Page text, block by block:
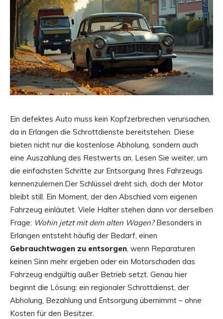
Ein defektes Auto muss kein Kopfzerbrechen verursachen,
da in Erlangen die Schrottdienste bereitstehen. Diese
bieten nicht nur die kostenlose Abholung, sondern auch
eine Auszahlung des Restwerts an. Lesen Sie weiter, um
die einfachsten Schritte zur Entsorgung Ihres Fahrzeugs
kennenzulernen.Der Schlüssel dreht sich, doch der Motor
bleibt still. Ein Moment, der den Abschied vom eigenen
Fahrzeug einläutet. Viele Halter stehen dann vor derselben
Frage: Wohin jetzt mit dem alten Wagen?Besonders in
Erlangen entsteht häufig der Bedarf, einen
Gebrauchtwagen zu entsorgen, wenn Reparaturen
keinen Sinn mehr ergeben oder ein Motorschaden das
Fahrzeug endgültig außer Betrieb setzt. Genau hier
beginnt die Lösung: ein regionaler Schrottdienst, der
Abholung, Bezahlung und Entsorgung übernimmt – ohne
Kosten für den Besitzer.